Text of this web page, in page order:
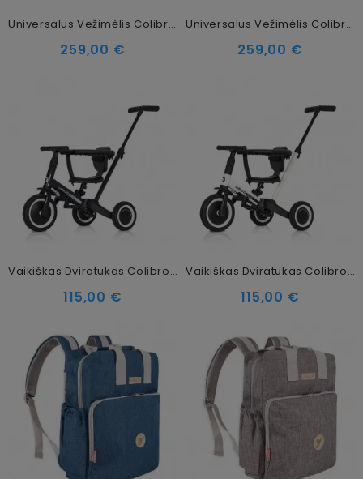
Universalus Vežimėlis Colibro Onemax 2in1, Dove
259,00 €
Universalus Vežimėlis Colibro Onemax 2in1 Sky Blue
259,00 €
Vaikiškas Dviratukas Colibro Tremix Up 6in1 Magnetic
115,00 €
Vaikiškas Dviratukas Colibro Tremix Up 6in1 Blank
115,00 €